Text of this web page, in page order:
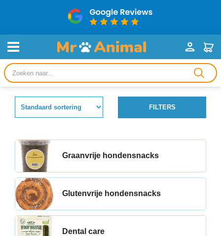
Producten
zoeken
FILTERS
Graanvrije hondensnacks
Glutenvrije hondensnacks
Dental care